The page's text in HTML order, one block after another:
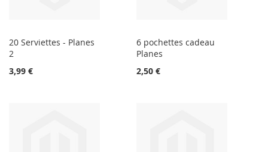
20 Serviettes - Planes
2
3,99 €
6 pochettes cadeau
Planes
2,50 €